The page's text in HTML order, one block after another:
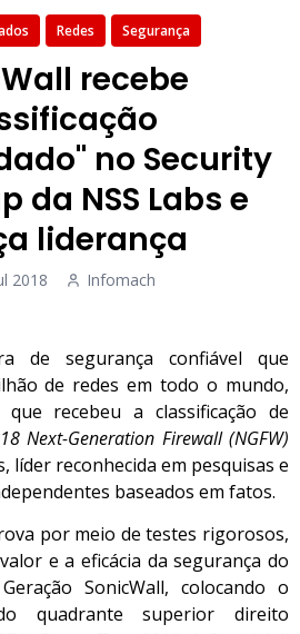
Redes Segurança
recebe
no Security
da NSS Labs e
liderança
2018 Infomach
de segurança confiável que
de redes em todo o mundo,
recebeu a classificação de
Next-Generation Firewall (NGFW)
líder reconhecida em pesquisas e
baseados em fatos.
por meio de testes rigorosos,
e a eficácia da segurança do
SonicWall, colocando o
quadrante superior direito